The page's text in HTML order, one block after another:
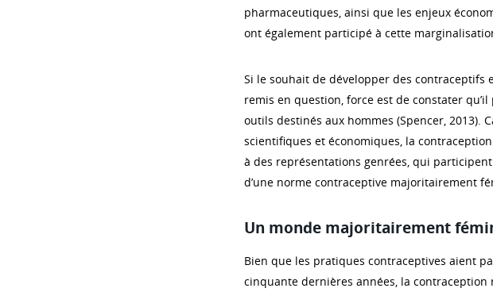
pharmaceutiques, ainsi que les enjeux
ont également participé à cette
Si le souhait de développer des contraceptifs
remis en question, force est de constater qu’il
outils destinés aux hommes (Spencer, 2013).
scientifiques et économiques, la
à des représentations genrées, qui
d’une norme contraceptive majoritairement
Un monde majoritairement
Bien que les pratiques contraceptives aient
cinquante dernières années, la contraception